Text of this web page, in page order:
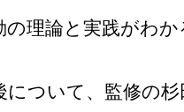
の理論と実践がわか
について、監修の